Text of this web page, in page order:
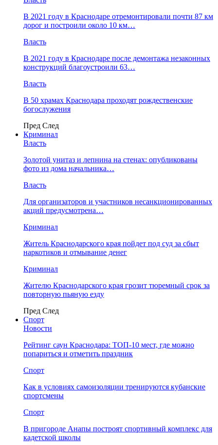
В 2021 году в Краснодаре отремонтировали почти 87 км
дорог и построили около 10 км…
Власть
В 2021 году в Краснодаре после демонтажа незаконных
конструкций благоустроили 63…
Власть
В 50 храмах Краснодара проходят рождественские
богослужения
Пред След
Криминал
Власть
​Золотой унитаз и лепнина на стенах: опубликованы
фото из дома начальника…
Власть
Для организаторов и участников несанкционированных
акций предусмотрена…
Криминал
Житель Краснодарского края пойдет под суд за сбыт
наркотиков и отмывание денег
Криминал
Жителю Краснодарского края грозит тюремный срок за
повторную пьяную езду
Пред След
Спорт
Новости
Рейтинг саун Краснодара: ТОП-10 мест, где можно
попариться и отметить праздник
Спорт
Как в условиях самоизоляции тренируются кубанские
спортсмены
Спорт
В пригороде Анапы построят спортивный комплекс для
кадетской школы